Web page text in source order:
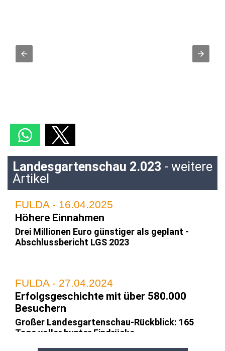
Landesgartenschau 2.023 - weitere
Artikel
FULDA - 16.04.2025
Höhere Einnahmen
Drei Millionen Euro günstiger als geplant -
Abschlussbericht LGS 2023
FULDA - 27.04.2024
Erfolgsgeschichte mit über 580.000
Besuchern
Großer Landesgartenschau-Rückblick: 165
Tage voller bunter Eindrücke